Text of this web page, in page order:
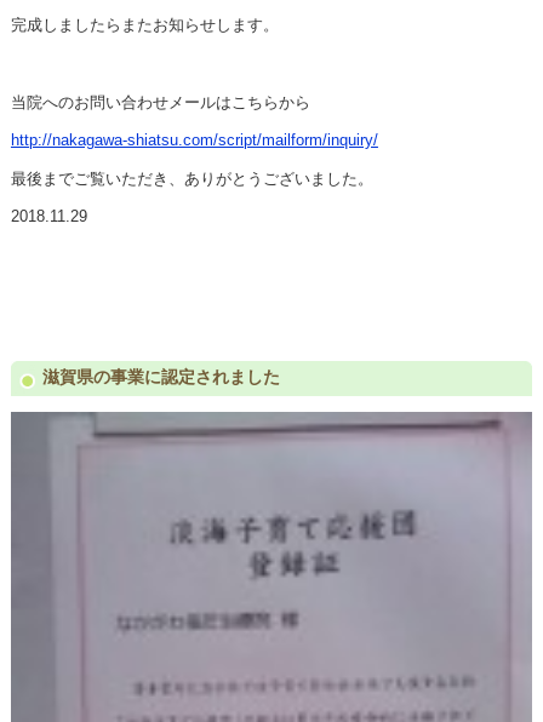
完成しましたらまたお知らせします。
当院へのお問い合わせメールはこちらから
http://nakagawa-shiatsu.com/script/mailform/inquiry/
最後までご覧いただき、ありがとうございました。
2018.11.29
滋賀県の事業に認定されました